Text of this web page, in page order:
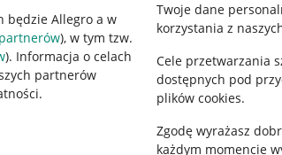
będzie Allegro a w
partnerów), w tym tzw.
). Informacja o celach
partnerów
Twoje dane
korzystania z
Cele przetwarzania
dostępnych pod
plików cookies.
Zgodę wyrażasz
każdym momencie
Regulamin
Polityka plików "cookies"
Ustawienia plików "cookies"
Udostępnianie lokalizacji